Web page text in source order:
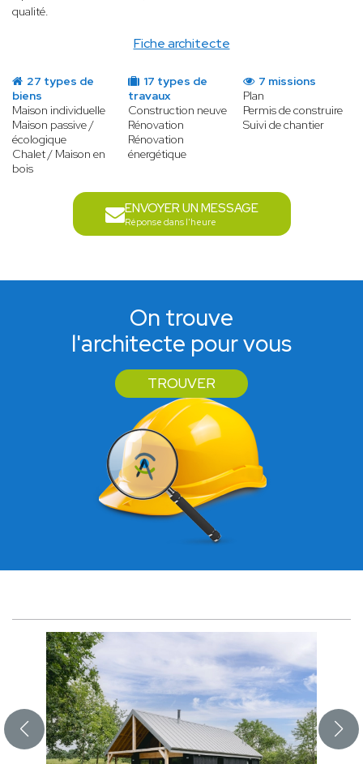
Fiche architecte
qualité.
27 types de
biens
Maison individuelle
Maison passive /
écologique
Chalet / Maison en
bois
17 types de
travaux
Construction neuve
Rénovation
Rénovation
énergétique
7 missions
Plan
Permis de construire
Suivi de chantier
ENVOYER UN MESSAGE
Réponse dans l'heure
On trouve
l'architecte pour vous
TROUVER